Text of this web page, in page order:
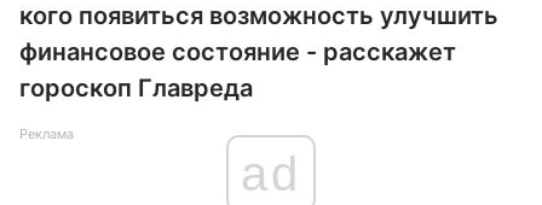
кого появиться возможность улучшить
финансовое состояние - расскажет
гороскоп Главреда
Реклама
ad